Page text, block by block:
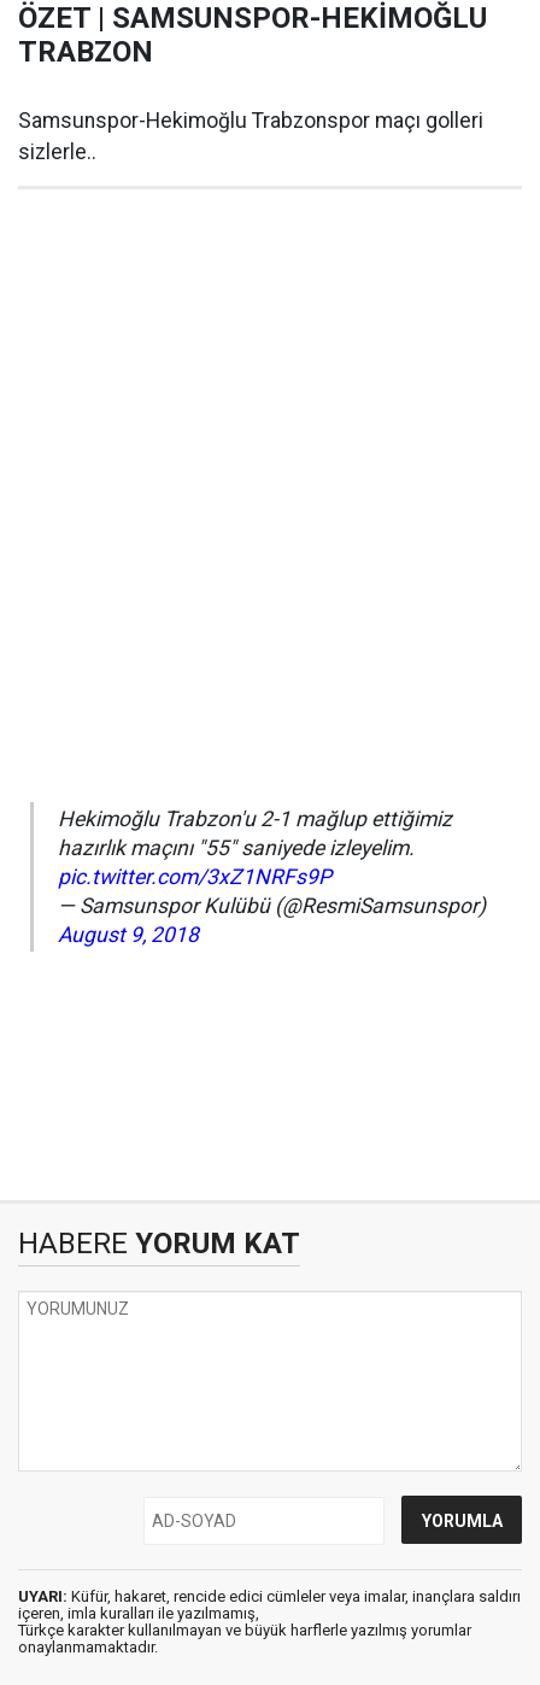
ÖZET | SAMSUNSPOR-HEKİMOĞLU
TRABZON
Samsunspor-Hekimoğlu Trabzonspor maçı golleri
sizlerle..
Hekimoğlu Trabzon'u 2-1 mağlup ettiğimiz
hazırlık maçını "55" saniyede izleyelim.
pic.twitter.com/3xZ1NRFs9P
— Samsunspor Kulübü (@ResmiSamsunspor)
August 9, 2018
HABERE YORUM KAT
UYARI: Küfür, hakaret, rencide edici cümleler veya imalar, inançlara saldırı
içeren, imla kuralları ile yazılmamış,
Türkçe karakter kullanılmayan ve büyük harflerle yazılmış yorumlar
onaylanmamaktadır.